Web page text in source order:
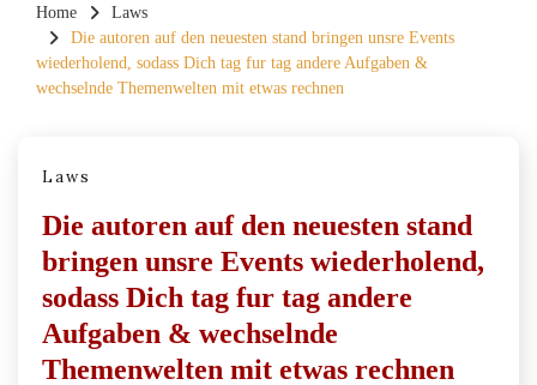
Home
Laws
Die autoren auf den neuesten stand bringen unsre Events
wiederholend, sodass Dich tag fur tag andere Aufgaben &
wechselnde Themenwelten mit etwas rechnen
Laws
Die autoren auf den neuesten stand
bringen unsre Events wiederholend,
sodass Dich tag fur tag andere
Aufgaben & wechselnde
Themenwelten mit etwas rechnen